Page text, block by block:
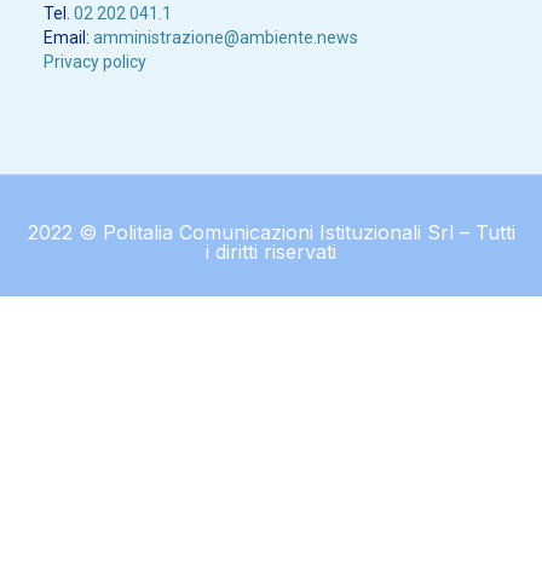
Tel. 02 202 041.1
Email: amministrazione@ambiente.news
Privacy policy
2022 © Politalia Comunicazioni Istituzionali Srl – Tutti
i diritti riservati